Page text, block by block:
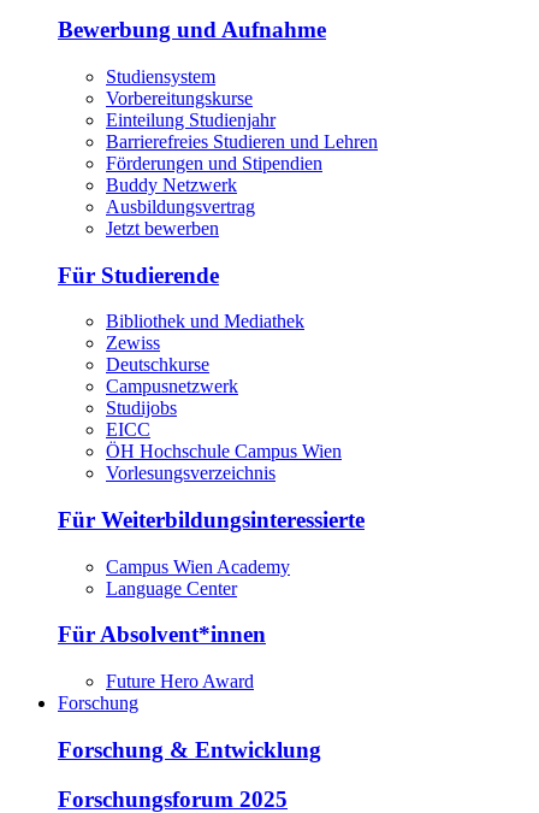
Bewerbung und Aufnahme
Studiensystem
Vorbereitungskurse
Einteilung Studienjahr
Barrierefreies Studieren und Lehren
Förderungen und Stipendien
Buddy Netzwerk
Ausbildungsvertrag
Jetzt bewerben
Für Studierende
Bibliothek und Mediathek
Zewiss
Deutschkurse
Campusnetzwerk
Studijobs
EICC
ÖH Hochschule Campus Wien
Vorlesungsverzeichnis
Für Weiterbildungsinteressierte
Campus Wien Academy
Language Center
Für Absolvent*innen
Future Hero Award
Forschung
Forschung & Entwicklung
Forschungsforum 2025